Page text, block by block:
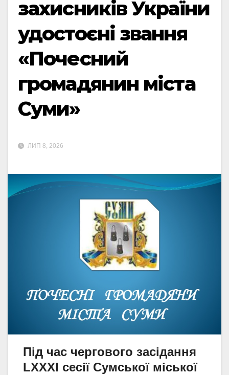
захисників України
удостоєні звання
«Почесний
громадянин міста
Суми»
ЛИП 8, 2026
Під час чергового засідання
LXXXІ сесії Сумської міської